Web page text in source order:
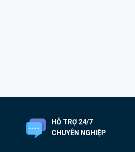
HỖ TRỢ 24/7
CHUYÊN NGHIỆP